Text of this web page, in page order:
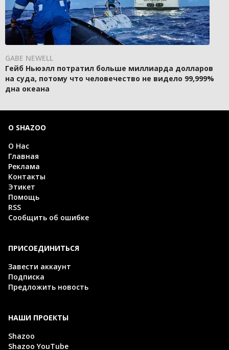
GABE NEWELL
Гейб Ньюэлл потратил больше миллиарда долларов
на суда, потому что человечество не видело 99,999%
дна океана
О SHAZOO
О Нас
Главная
Реклама
Контакты
Этикет
Помощь
RSS
Сообщить об ошибке
ПРИСОЕДИНИТЬСЯ
Завести аккаунт
Подписка
Предложить новость
НАШИ ПРОЕКТЫ
Shazoo
Shazoo YouTube